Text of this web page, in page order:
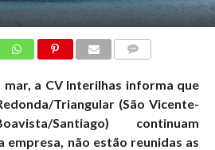
a CV Interilhas informa que
Triangular (São Vicente-
Santiago) continuam
empresa, não estão reunidas as